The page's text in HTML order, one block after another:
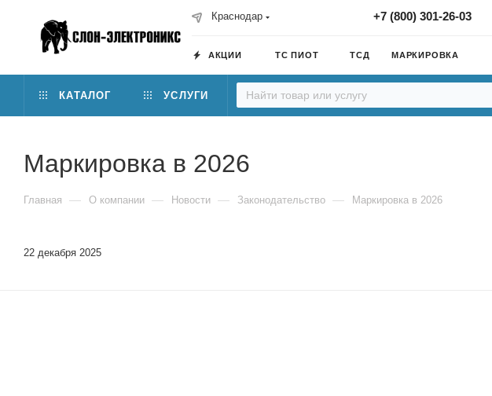
Краснодар +7 (800) 301-26-03
АКЦИИ ТС ПИОТ ТСД МАРКИРОВКА
КАТАЛОГ УСЛУГИ
Маркировка в 2026
Главная — О компании — Новости — Законодательство — Маркировка в 2026
22 декабря 2025